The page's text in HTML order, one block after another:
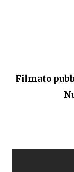
Filmato